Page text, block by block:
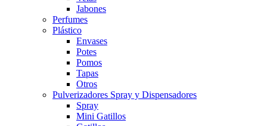
Jabones
Perfumes
Plástico
Envases
Potes
Pomos
Tapas
Otros
Pulverizadores Spray y Dispensadores
Spray
Mini Gatillos